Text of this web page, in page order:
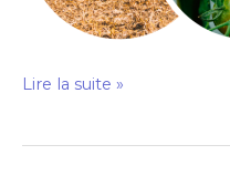
Lire la suite »